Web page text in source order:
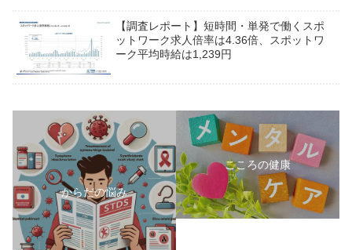
【調査レポート】短時間・単発で働くスポ
ットワーク求人倍率は4.36倍、スポットワ
ーク平均時給は1,239円
からだの悩み
こころの健康